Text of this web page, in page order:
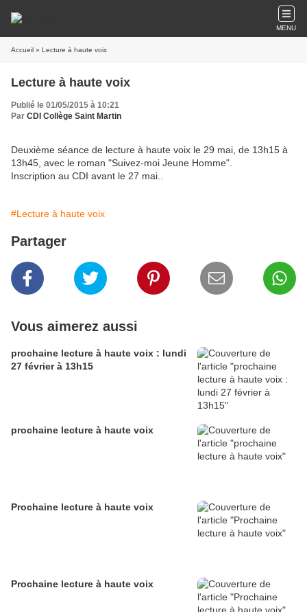
MENU
Accueil » Lecture à haute voix
Lecture à haute voix
Publié le 01/05/2015 à 10:21
Par CDI Collège Saint Martin
Deuxième séance de lecture à haute voix le 29 mai, de 13h15 à
13h45, avec le roman "Suivez-moi Jeune Homme".
Inscription au CDI avant le 27 mai..
#Lecture à haute voix
Partager
Vous aimerez aussi
prochaine lecture à haute voix : lundi
27 février à 13h15
prochaine lecture à haute voix
Prochaine lecture à haute voix
Prochaine lecture à haute voix